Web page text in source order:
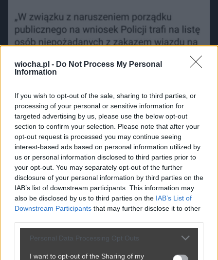
wiocha.pl - Do Not Process My Personal
Information
If you wish to opt-out of the sale, sharing to third parties, or
processing of your personal or sensitive information for
targeted advertising by us, please use the below opt-out
section to confirm your selection. Please note that after your
opt-out request is processed you may continue seeing
interest-based ads based on personal information utilized by
us or personal information disclosed to third parties prior to
your opt-out. You may separately opt-out of the further
disclosure of your personal information by third parties on the
IAB’s list of downstream participants. This information may
also be disclosed by us to third parties on the IAB’s List of
Downstream Participants that may further disclose it to other
Personal Data Processing Opt Outs
I want to opt-out of the Sharing of my